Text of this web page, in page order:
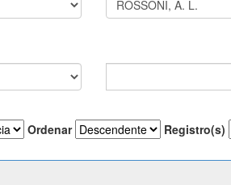
Ordenar Registro(s)